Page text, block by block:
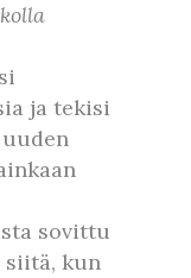
ja tekisi
sovittu
siitä, kun